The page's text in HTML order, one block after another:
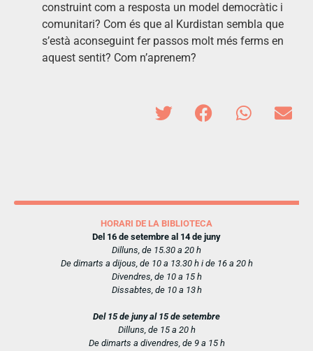
construint com a resposta un model democràtic i
comunitari? Com és que al Kurdistan sembla que
s’està aconseguint fer passos molt més ferms en
aquest sentit? Com n’aprenem?
HORARI DE LA BIBLIOTECA
Del 16 de setembre al 14 de juny
Dilluns, de 15.30 a 20 h
De dimarts a dijous, de 10 a 13.30 h i de 16 a 20 h
Divendres, de 10 a 15 h
Dissabtes, de 10 a 13 h
Del 15 de juny al 15 de setembre
Dilluns, de 15 a 20 h
De dimarts a divendres, de 9 a 15 h